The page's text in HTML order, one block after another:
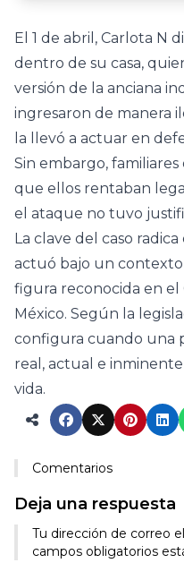
El 1 de abril, Carlota N
dentro de su casa,
versión de la anciana
ingresaron de manera
la llevó a actuar en
Sin embargo,
que ellos rentaban
el ataque no tuvo
La clave del caso
actuó bajo un
figura reconocida en el
México. Según la
configura cuando una
real, actual e
vida.
Comentarios
Deja una respuesta
Tu dirección de correo
campos obligatorios